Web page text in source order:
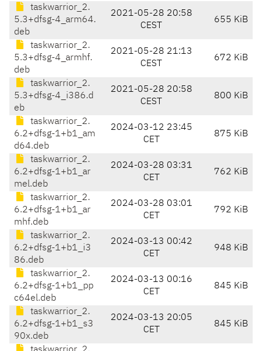
taskwarrior_2.
5.3+dfsg-4_arm64.
deb
2021-05-28 20:58
CEST
655 KiB
taskwarrior_2.
5.3+dfsg-4_armhf.
deb
2021-05-28 21:13
CEST
672 KiB
taskwarrior_2.
5.3+dfsg-4_i386.d
eb
2021-05-28 20:58
CEST
800 KiB
taskwarrior_2.
6.2+dfsg-1+b1_am
d64.deb
2024-03-12 23:45
CET
875 KiB
taskwarrior_2.
6.2+dfsg-1+b1_ar
mel.deb
2024-03-28 03:31
CET
762 KiB
taskwarrior_2.
6.2+dfsg-1+b1_ar
mhf.deb
2024-03-28 03:01
CET
792 KiB
taskwarrior_2.
6.2+dfsg-1+b1_i3
86.deb
2024-03-13 00:42
CET
948 KiB
taskwarrior_2.
6.2+dfsg-1+b1_pp
c64el.deb
2024-03-13 00:16
CET
845 KiB
taskwarrior_2.
6.2+dfsg-1+b1_s3
90x.deb
2024-03-13 20:05
CET
845 KiB